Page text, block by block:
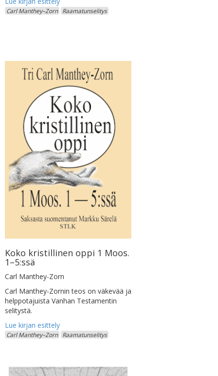
Carl Manthey–Zorn Raamatunselitys
Koko kristillinen oppi 1 Moos.
1–5:ssä
Carl Manthey-Zorn
Carl Manthey-Zornin teos on väkevää ja
helppotajuista Vanhan Testamentin
selitystä.
Carl Manthey–Zorn Raamatunselitys